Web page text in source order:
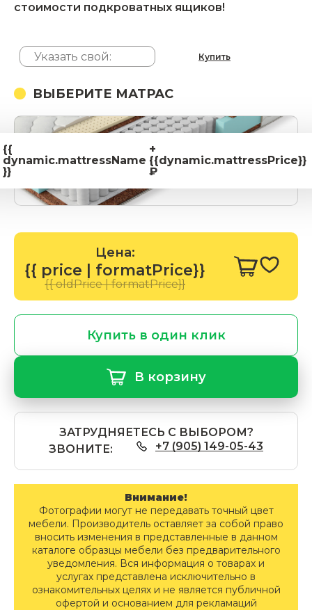
стоимости подкроватных ящиков!
Купить
ВЫБЕРИТЕ МАТРАС
{{
dynamic.mattressName
}}
+
{{dynamic.mattressPrice}}
₽
Цена:
{{ price | formatPrice}}
{{ oldPrice | formatPrice}}
Купить в один клик
В корзину
ЗАТРУДНЯЕТЕСЬ С ВЫБОРОМ?
ЗВОНИТЕ:
+7 (905) 149-05-43
Внимание!
Фотографии могут не передавать точный цвет
мебели. Производитель оставляет за собой право
вносить изменения в представленные в данном
каталоге образцы мебели без предварительного
уведомления. Вся информация о товарах и
услугах представлена исключительно в
ознакомительных целях и не является публичной
офертой и основанием для рекламаций